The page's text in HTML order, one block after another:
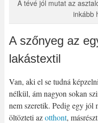
A tévé jól mutat az
inkább
A szőnyeg az
lakástextil
Van, aki el se tudná
nélkül, ám nagyon sokan
nem szeretik. Pedig egy jól
öltözteti azotthont,